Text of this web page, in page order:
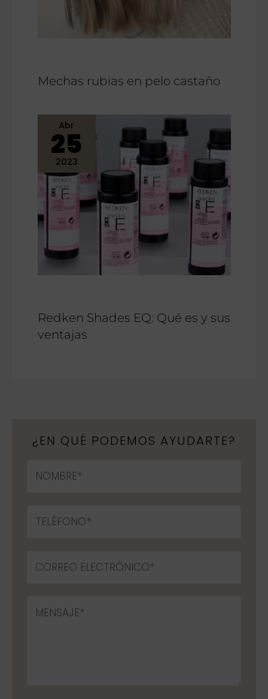
Mechas rubias en pelo castaño
Abr
25
2023
Redken Shades EQ: Qué es y sus
ventajas
¿EN QUÉ PODEMOS AYUDARTE?